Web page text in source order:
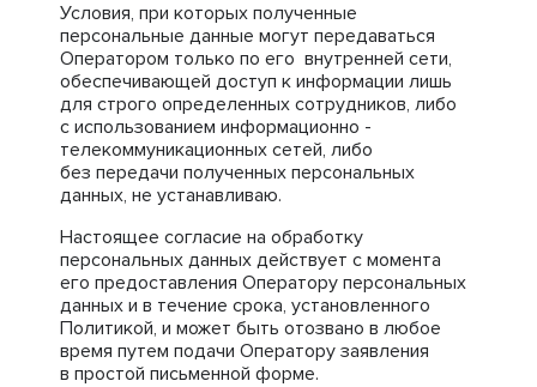
Условия, при которых полученные
персональные данные могут передаваться
Оператором только по его внутренней сети,
обеспечивающей доступ к информации лишь
для строго определенных сотрудников, либо
с использованием информационно -
телекоммуникационных сетей, либо
без передачи полученных персональных
данных, не устанавливаю.
Настоящее согласие на обработку
персональных данных действует с момента
его предоставления Оператору персональных
данных и в течение срока, установленного
Политикой, и может быть отозвано в любое
время путем подачи Оператору заявления
в простой письменной форме.